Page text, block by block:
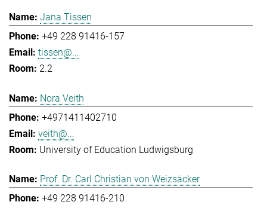
Jana Tissen
+49 228 91416-157
tissen@...
2.2
Nora Veith
+4971411402710
veith@...
University of Education Ludwigsburg
Prof. Dr. Carl Christian von Weizsäcker
+49 228 91416-210